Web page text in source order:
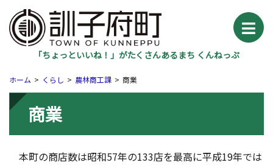
「ちょっといいね！」がたくさんあるまち くんねっぷ
ホーム くらし 農林商工課 商業
商業
本町の商店数は昭和57年の133店を最高に平成19年では